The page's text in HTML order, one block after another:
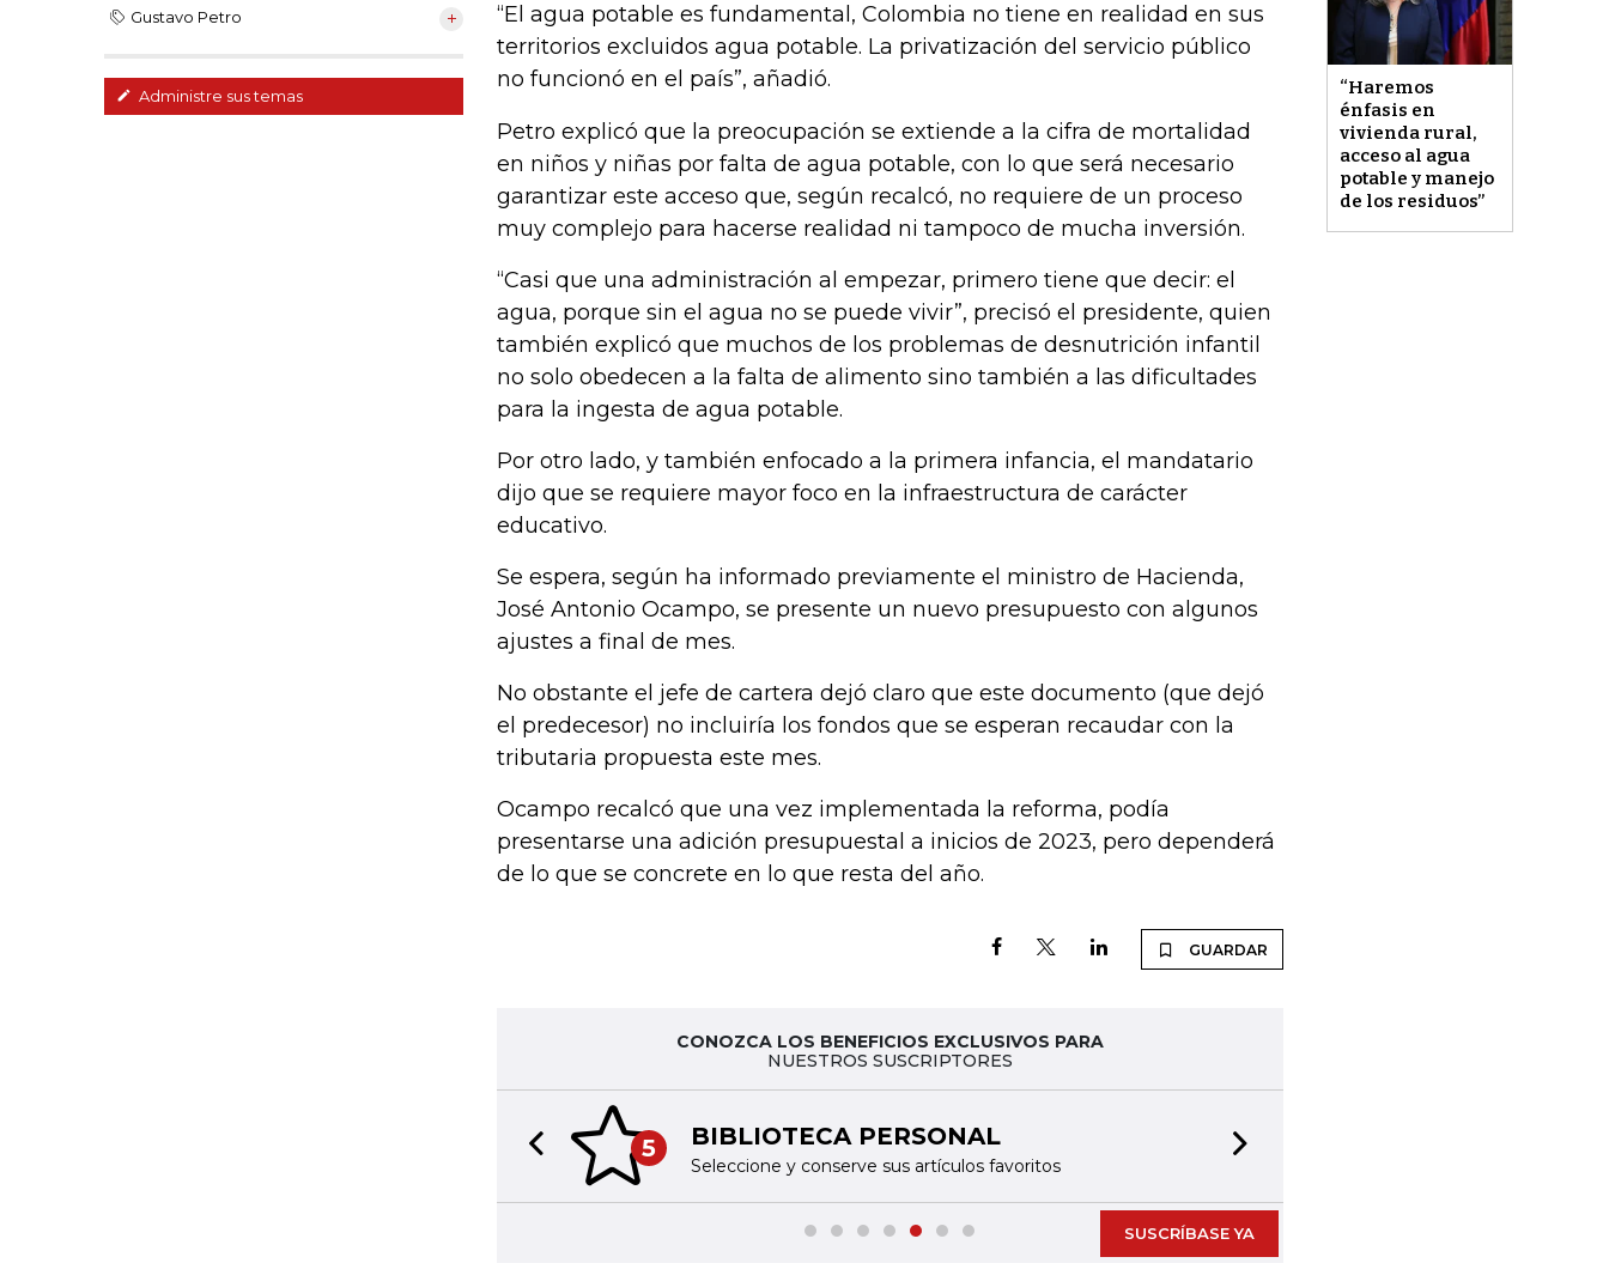
Gustavo Petro
Administre sus temas
“Haremos
énfasis en
vivienda rural,
acceso al agua
potable y manejo
de los residuos”
“El agua potable es fundamental, Colombia no tiene en realidad en sus
territorios excluidos agua potable. La privatización del servicio público
no funcionó en el país”, añadió.
Petro explicó que la preocupación se extiende a la cifra de mortalidad
en niños y niñas por falta de agua potable, con lo que será necesario
garantizar este acceso que, según recalcó, no requiere de un proceso
muy complejo para hacerse realidad ni tampoco de mucha inversión.
“Casi que una administración al empezar, primero tiene que decir: el
agua, porque sin el agua no se puede vivir”, precisó el presidente, quien
también explicó que muchos de los problemas de desnutrición infantil
no solo obedecen a la falta de alimento sino también a las dificultades
para la ingesta de agua potable.
Por otro lado, y también enfocado a la primera infancia, el mandatario
dijo que se requiere mayor foco en la infraestructura de carácter
educativo.
Se espera, según ha informado previamente el ministro de Hacienda,
José Antonio Ocampo, se presente un nuevo presupuesto con algunos
ajustes a final de mes.
No obstante el jefe de cartera dejó claro que este documento (que dejó
el predecesor) no incluiría los fondos que se esperan recaudar con la
tributaria propuesta este mes.
Ocampo recalcó que una vez implementada la reforma, podía
presentarse una adición presupuestal a inicios de 2023, pero dependerá
de lo que se concrete en lo que resta del año.
GUARDAR
CONOZCA LOS BENEFICIOS EXCLUSIVOS PARA
NUESTROS SUSCRIPTORES
5 BIBLIOTECA PERSONAL
Seleccione y conserve sus artículos favoritos
Previous slide
SUSCRÍBASE YA